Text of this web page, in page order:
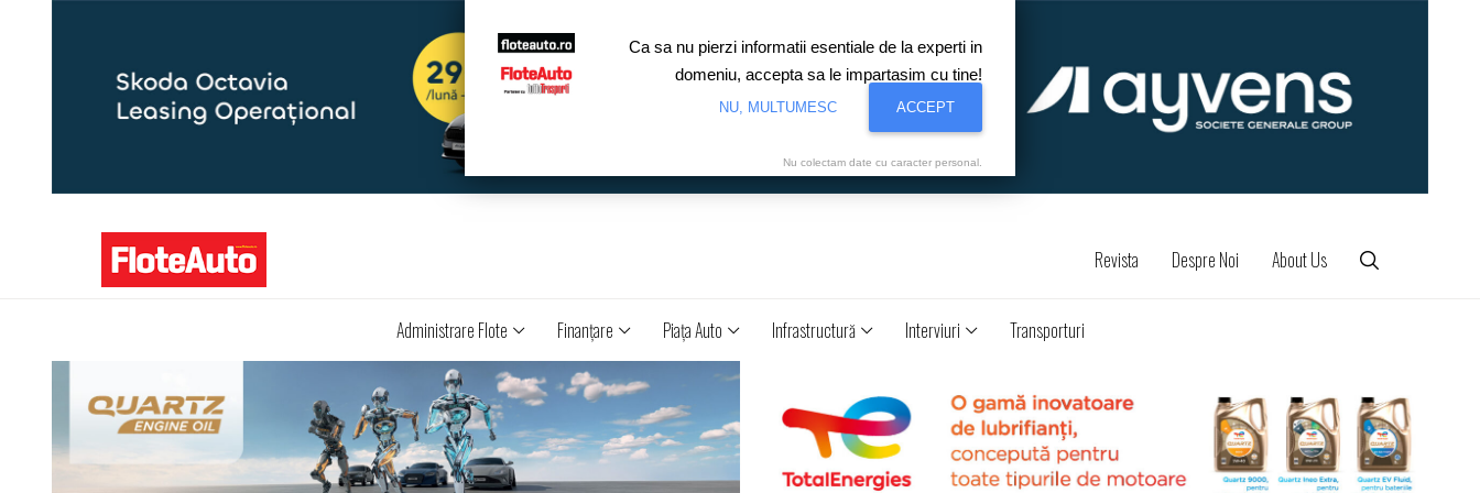
Revista Despre Noi About Us
Administrare Flote Finanţare Piaţa Auto Infrastructură Interviuri Transporturi
Ca sa nu pierzi informatii esentiale de la experti in
domeniu, accepta sa le impartasim cu tine!
NU, MULTUMESC ACCEPT
Nu colectam date cu caracter personal.